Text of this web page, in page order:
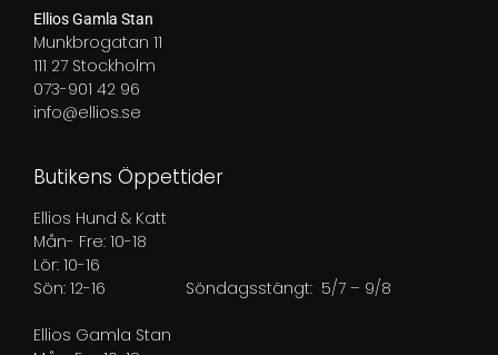
Ellios Gamla Stan
Munkbrogatan 11
111 27 Stockholm
073-901 42 96
info@ellios.se
Butikens Öppettider
Ellios Hund & Katt
Mån- Fre: 10-18
Lör: 10-16
Sön: 12-16 Söndagsstängt: 5/7 – 9/8
Ellios Gamla Stan